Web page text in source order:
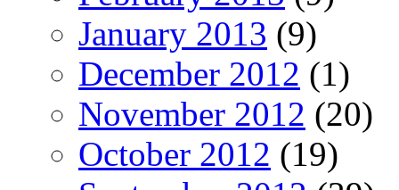
January 2013 (9)
December 2012 (1)
November 2012 (20)
October 2012 (19)